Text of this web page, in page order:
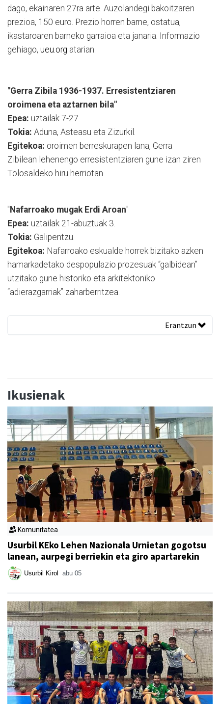
dago, ekainaren 27ra arte. Auzolandegi bakoitzaren
prezioa, 150 euro. Prezio horren barne, ostatua,
ikastaroaren barneko garraioa eta janaria. Informazio
gehiago, ueu.org atarian.
"Gerra Zibila 1936-1937. Erresistentziaren
oroimena eta aztarnen bila"
Epea: uztailak 7-27.
Tokia: Aduna, Asteasu eta Zizurkil.
Egitekoa: oroimen berreskurapen lana, Gerra
Zibilean lehenengo erresistentziaren gune izan ziren
Tolosaldeko hiru herriotan.
"Nafarroako mugak Erdi Aroan"
Epea: uztailak 21-abuztuak 3.
Tokia: Galipentzu.
Egitekoa: Nafarroako eskualde horrek bizitako azken
hamarkadetako despopulazio prozesuak “galbidean”
utzitako gune historiko eta arkitektoniko
“adierazgarriak” zaharberritzea.
Erantzun
Ikusienak
Komunitatea
Usurbil KEko Lehen Nazionala Urnietan gogotsu
lanean, aurpegi berriekin eta giro apartarekin
Usurbil Kirol abu 05